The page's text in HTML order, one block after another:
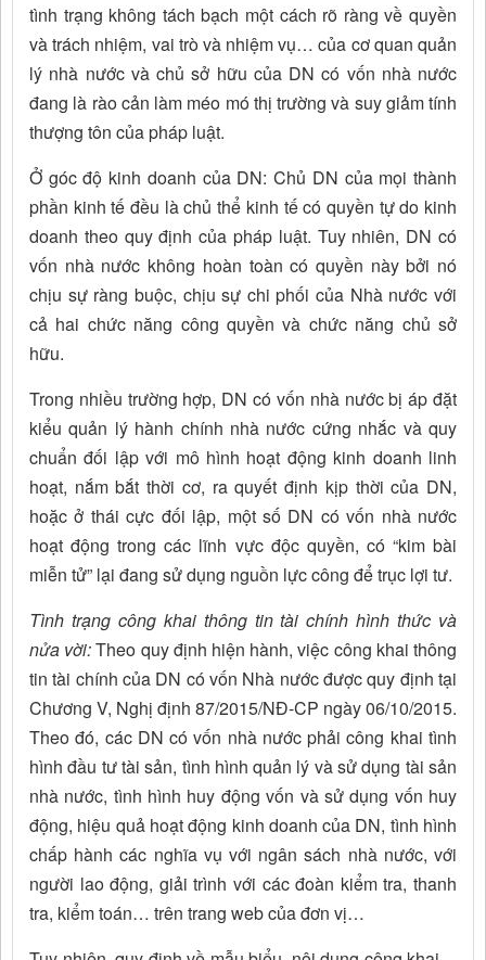
tình trạng không tách bạch một cách rõ ràng về quyền
và trách nhiệm, vai trò và nhiệm vụ… của cơ quan quản
lý nhà nước và chủ sở hữu của DN có vốn nhà nước
đang là rào cản làm méo mó thị trường và suy giảm tính
thượng tôn của pháp luật.
Ở góc độ kinh doanh của DN: Chủ DN của mọi thành
phần kinh tế đều là chủ thể kinh tế có quyền tự do kinh
doanh theo quy định của pháp luật. Tuy nhiên, DN có
vốn nhà nước không hoàn toàn có quyền này bởi nó
chịu sự ràng buộc, chịu sự chi phối của Nhà nước với
cả hai chức năng công quyền và chức năng chủ sở
hữu.
Trong nhiều trường hợp, DN có vốn nhà nước bị áp đặt
kiểu quản lý hành chính nhà nước cứng nhắc và quy
chuẩn đối lập với mô hình hoạt động kinh doanh linh
hoạt, nắm bắt thời cơ, ra quyết định kịp thời của DN,
hoặc ở thái cực đối lập, một số DN có vốn nhà nước
hoạt động trong các lĩnh vực độc quyền, có “kim bài
miễn tử” lại đang sử dụng nguồn lực công để trục lợi tư.
Tình trạng công khai thông tin tài chính hình thức và
nửa vời:Theo quy định hiện hành, việc công khai thông
tin tài chính của DN có vốn Nhà nước được quy định tại
Chương V, Nghị định 87/2015/NĐ-CP ngày 06/10/2015.
Theo đó, các DN có vốn nhà nước phải công khai tình
hình đầu tư tài sản, tình hình quản lý và sử dụng tài sản
nhà nước, tình hình huy động vốn và sử dụng vốn huy
động, hiệu quả hoạt động kinh doanh của DN, tình hình
chấp hành các nghĩa vụ với ngân sách nhà nước, với
người lao động, giải trình với các đoàn kiểm tra, thanh
tra, kiểm toán… trên trang web của đơn vị…